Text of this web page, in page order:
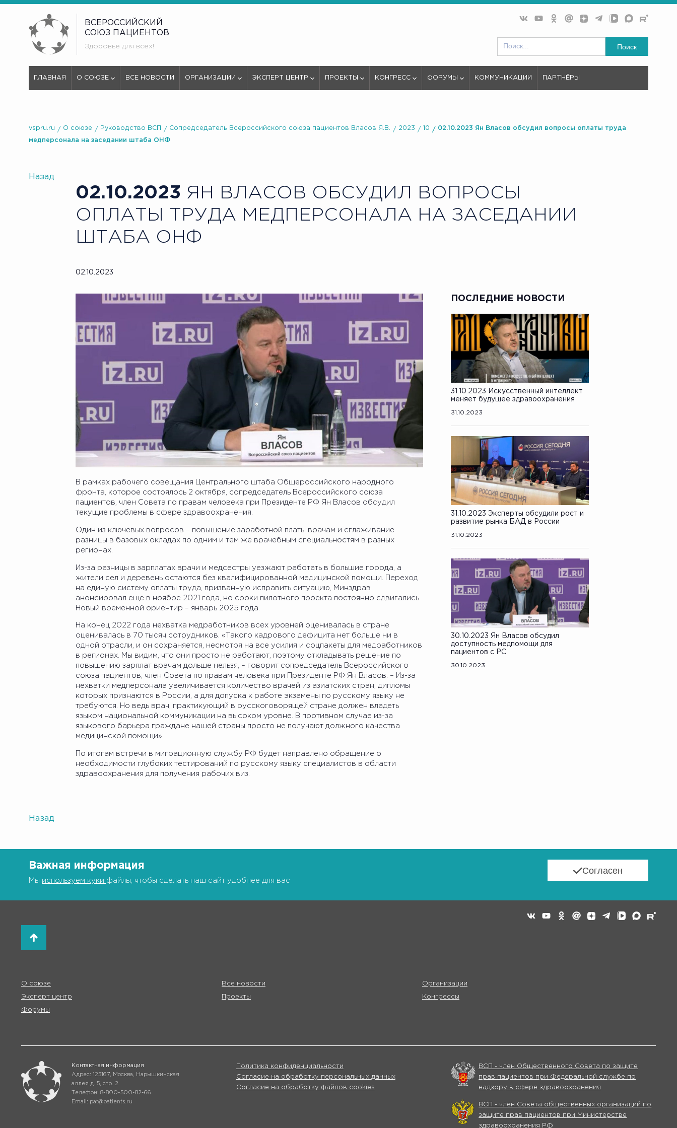
ВСЕРОССИЙСКИЙ
СОЮЗ ПАЦИЕНТОВ
Здоровье для всех! Поиск
ГЛАВНАЯ О СОЮЗЕ ВСЕ НОВОСТИ ОРГАНИЗАЦИИ ЭКСПЕРТ ЦЕНТР ПРОЕКТЫ КОНГРЕСС ФОРУМЫ КОММУНИКАЦИИ ПАРТНЁРЫ
vspru.ru О союзе Руководство ВСП Сопредседатель Всероссийского союза пациентов Власов Я.В. 2023 10 02.10.2023 Ян Власов обсудил вопросы оплаты труда
медперсонала на заседании штаба ОНФ
Назад
02.10.2023 ЯН ВЛАСОВ ОБСУДИЛ ВОПРОСЫ
ОПЛАТЫ ТРУДА МЕДПЕРСОНАЛА НА ЗАСЕДАНИИ
ШТАБА ОНФ
02.10.2023
В рамках рабочего совещания Центрального штаба Общероссийского народного
фронта, которое состоялось 2 октября, сопредседатель Всероссийского союза
пациентов, член Совета по правам человека при Президенте РФ Ян Власов обсудил
текущие проблемы в сфере здравоохранения.
Один из ключевых вопросов – повышение заработной платы врачам и сглаживание
разницы в базовых окладах по одним и тем же врачебным специальностям в разных
регионах.
Из-за разницы в зарплатах врачи и медсестры уезжают работать в большие города, а
жители сел и деревень остаются без квалифицированной медицинской помощи. Переход
на единую систему оплаты труда, призванную исправить ситуацию, Минздрав
анонсировал еще в ноябре 2021 года, но сроки пилотного проекта постоянно сдвигались.
Новый временной ориентир – январь 2025 года.
На конец 2022 года нехватка медработников всех уровней оценивалась в стране
оценивалась в 70 тысяч сотрудников. «Такого кадрового дефицита нет больше ни в
одной отрасли, и он сохраняется, несмотря на все усилия и соцпакеты для медработников
в регионах. Мы видим, что они просто не работают, поэтому откладывать решение по
повышению зарплат врачам дольше нельзя, – говорит сопредседатель Всероссийского
союза пациентов, член Совета по правам человека при Президенте РФ Ян Власов. – Из-за
нехватки медперсонала увеличивается количество врачей из азиатских стран, дипломы
которых признаются в России, а для допуска к работе экзамены по русскому языку не
требуются. Но ведь врач, практикующий в русскоговорящей стране должен владеть
языком национальной коммуникации на высоком уровне. В противном случае из-за
языкового барьера граждане нашей страны просто не получают должного качества
медицинской помощи».
По итогам встречи в миграционную службу РФ будет направлено обращение о
необходимости глубоких тестирований по русскому языку специалистов в области
здравоохранения для получения рабочих виз.
ПОСЛЕДНИЕ НОВОСТИ
31.10.2023 Искусственный интеллект
меняет будущее здравоохранения
31.10.2023
31.10.2023 Эксперты обсудили рост и
развитие рынка БАД в России
31.10.2023
30.10.2023 Ян Власов обсудил
доступность медпомощи для
пациентов с РС
30.10.2023
Назад
Важная информация
Мы используем куки файлы, чтобы сделать наш сайт удобнее для вас
Согласен
О союзе Все новости Организации
Эксперт центр Проекты Конгрессы
Форумы
Контактная информация
Адрес: 125167, Москва, Нарышкинская
аллея д. 5, стр. 2
Телефон: 8-800-500-82-66
Email: pat@patients.ru
Политика конфиденциальности
Согласие на обработку персональных данных
Согласие на обработку файлов cookies
ВСП - член Общественного Совета по защите
прав пациентов при Федеральной службе по
надзору в сфере здравоохранения
ВСП - член Совета общественных организаций по
защите прав пациентов при Министерстве
здравоохранения РФ